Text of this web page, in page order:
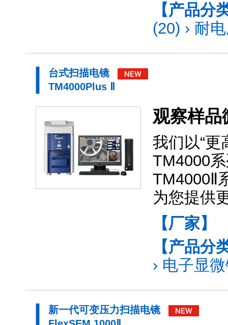
【产品分
(20) › 耐
台式扫描电镜
TM4000Plus Ⅱ
观察样品
我们以“
TM4000
TM4000Ⅱ
为您提供
【厂家】
【产品分
› 电子显
新一代可变压力扫描电镜